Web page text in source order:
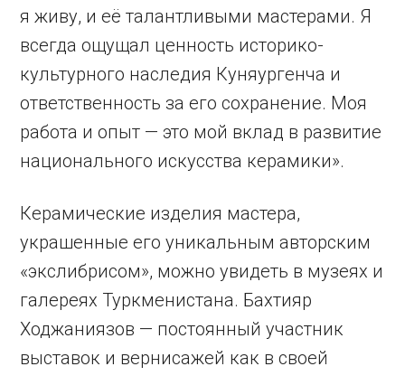
я живу, и её талантливыми мастерами. Я
всегда ощущал ценность историко-
культурного наследия Куняургенча и
ответственность за его сохранение. Моя
работа и опыт — это мой вклад в развитие
национального искусства керамики».
Керамические изделия мастера,
украшенные его уникальным авторским
«экслибрисом», можно увидеть в музеях и
галереях Туркменистана. Бахтияр
Ходжаниязов — постоянный участник
выставок и вернисажей как в своей